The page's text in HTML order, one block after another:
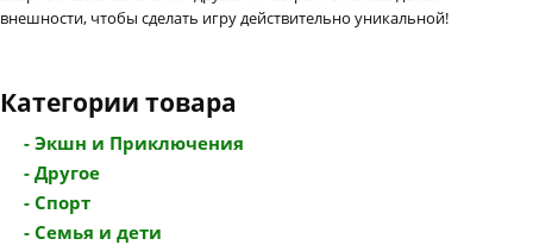
внешности, чтобы сделать игру действительно уникальной!
Категории товара
- Экшн и Приключения
- Другое
- Спорт
- Семья и дети